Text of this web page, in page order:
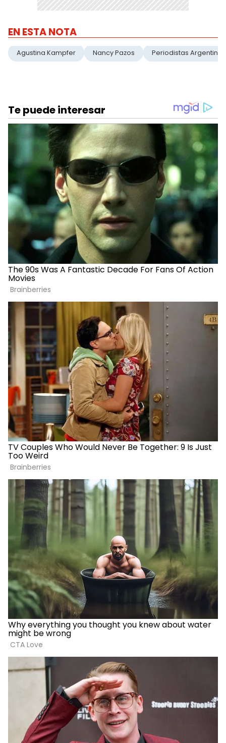
EN ESTA NOTA
Agustina Kampfer Nancy Pazos Periodistas Argentinas